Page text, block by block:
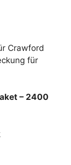
Crawford
für
– 2400